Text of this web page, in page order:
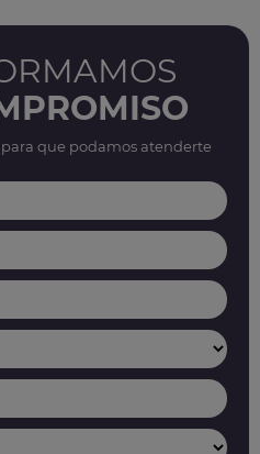
que podamos atenderte